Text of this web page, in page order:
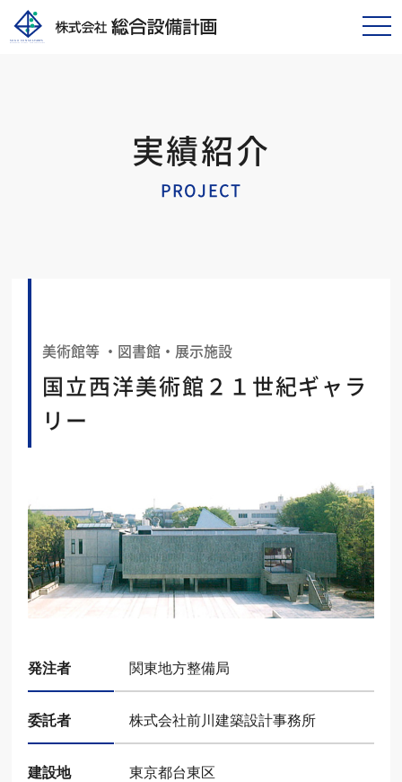
実績紹介
PROJECT
美術館等 ・図書館・展示施設
国立西洋美術館２１世紀ギャラ
リー
発注者 関東地方整備局
委託者 株式会社前川建築設計事務所
建設地 東京都台東区